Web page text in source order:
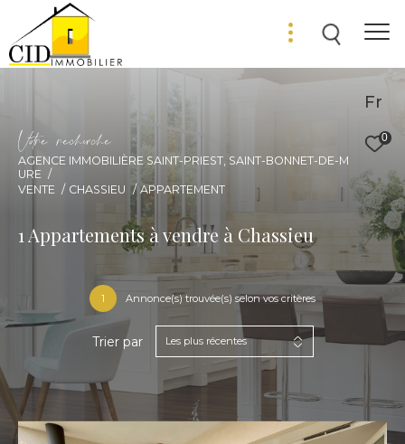
Fr
0
Vore recece
AGENCE IMMOBILIÈRE SAINT-PRIEST, SAINT-BONNET-DE-M
URE
VENTE
CHASSIEU APPARTEMENT
1 Appartements à vendre à Chassieu
1 Annonce(s) trouvée(s) selon vos critères
Trier par Les plus récentes